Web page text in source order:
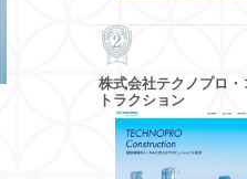
株式会社テクノプロ・
トラクション